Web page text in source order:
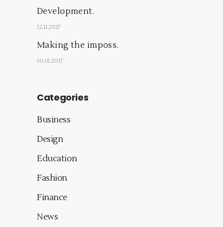
Development.
12.11.2017
Making the imposs.
10.01.2017
Categories
Business
Design
Education
Fashion
Finance
News